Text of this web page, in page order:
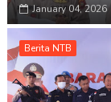
January 04, 2026
Berita NTB